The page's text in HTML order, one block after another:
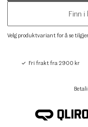
Finn
Velg produktvariant for å se
Fri frakt fra 2900 kr